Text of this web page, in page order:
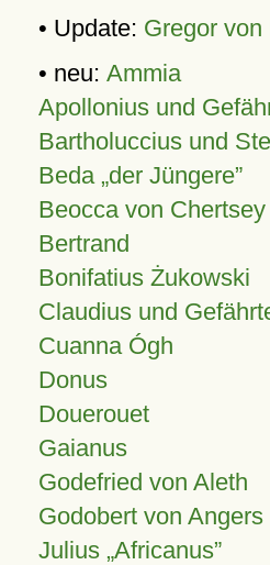
• Update: Gregor
• neu: Ammia
Apollonius und
Bartholuccius und
Beda „der Jüngere”
Beocca von
Bertrand
Bonifatius Żukowski
Claudius und
Cuanna Ógh
Donus
Douerouet
Gaianus
Godefried von Aleth
Godobert von Angers
Julius Africanus